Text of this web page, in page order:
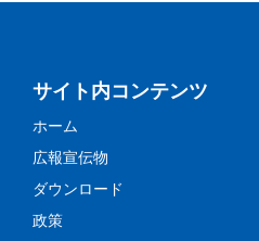
サイト内コンテンツ
ホーム
広報宣伝物
ダウンロード
政策